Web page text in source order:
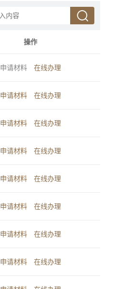
其他
操作
申请材料 在线办理
申请材料 在线办理
申请材料 在线办理
申请材料 在线办理
申请材料 在线办理
申请材料 在线办理
申请材料 在线办理
申请材料 在线办理